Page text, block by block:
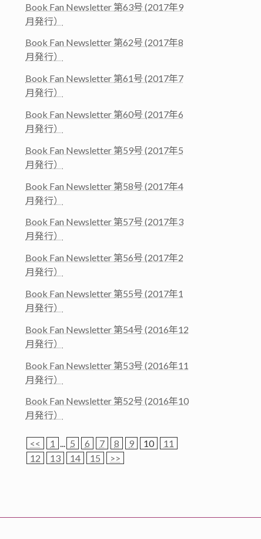
Book Fan Newsletter 第63号 (2017年9
月発行）
Book Fan Newsletter 第62号 (2017年8
月発行）
Book Fan Newsletter 第61号 (2017年7
月発行）
Book Fan Newsletter 第60号 (2017年6
月発行）
Book Fan Newsletter 第59号 (2017年5
月発行）
Book Fan Newsletter 第58号 (2017年4
月発行）
Book Fan Newsletter 第57号 (2017年3
月発行）
Book Fan Newsletter 第56号 (2017年2
月発行）
Book Fan Newsletter 第55号 (2017年1
月発行）
Book Fan Newsletter 第54号 (2016年12
月発行）
Book Fan Newsletter 第53号 (2016年11
月発行）
Book Fan Newsletter 第52号 (2016年10
月発行）
<< 1 ... 5 6 7 8 9 10
11
12
13 14 15 >>